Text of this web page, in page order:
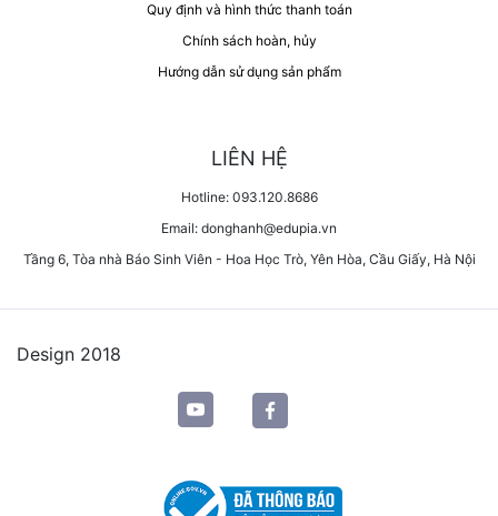
Quy định và hình thức thanh toán
Chính sách hoàn, hủy
Hướng dẫn sử dụng sản phẩm
LIÊN HỆ
Hotline: 093.120.8686
Email: donghanh@edupia.vn
Tầng 6, Tòa nhà Báo Sinh Viên - Hoa Học Trò, Yên Hòa, Cầu Giấy, Hà Nội
Design 2018